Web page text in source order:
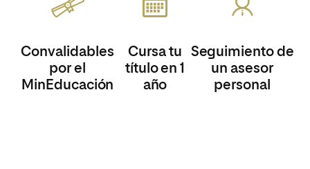
Convalidables
por el
MinEducación
Cursa tu
título en 1
año
Seguimiento de
un asesor
personal